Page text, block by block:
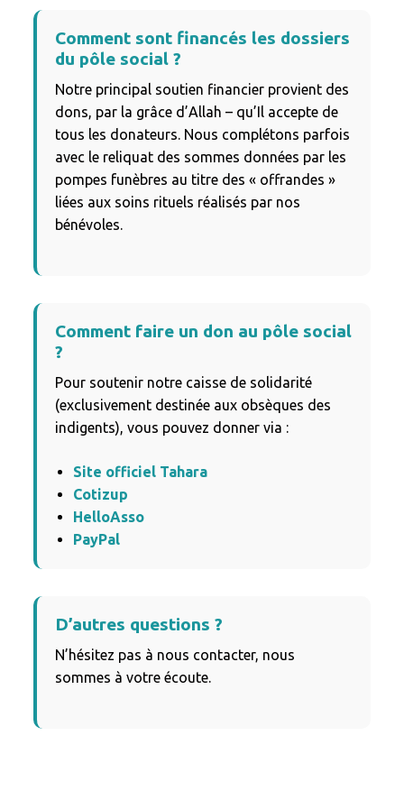
Comment sont financés les dossiers
du pôle social ?
Notre principal soutien financier provient des
dons, par la grâce d’Allah – qu’Il accepte de
tous les donateurs. Nous complétons parfois
avec le reliquat des sommes données par les
pompes funèbres au titre des « offrandes »
liées aux soins rituels réalisés par nos
bénévoles.
Comment faire un don au pôle social
?
Pour soutenir notre caisse de solidarité
(exclusivement destinée aux obsèques des
indigents), vous pouvez donner via :
Site officiel Tahara
Cotizup
HelloAsso
PayPal
D’autres questions ?
N’hésitez pas à nous contacter, nous
sommes à votre écoute.